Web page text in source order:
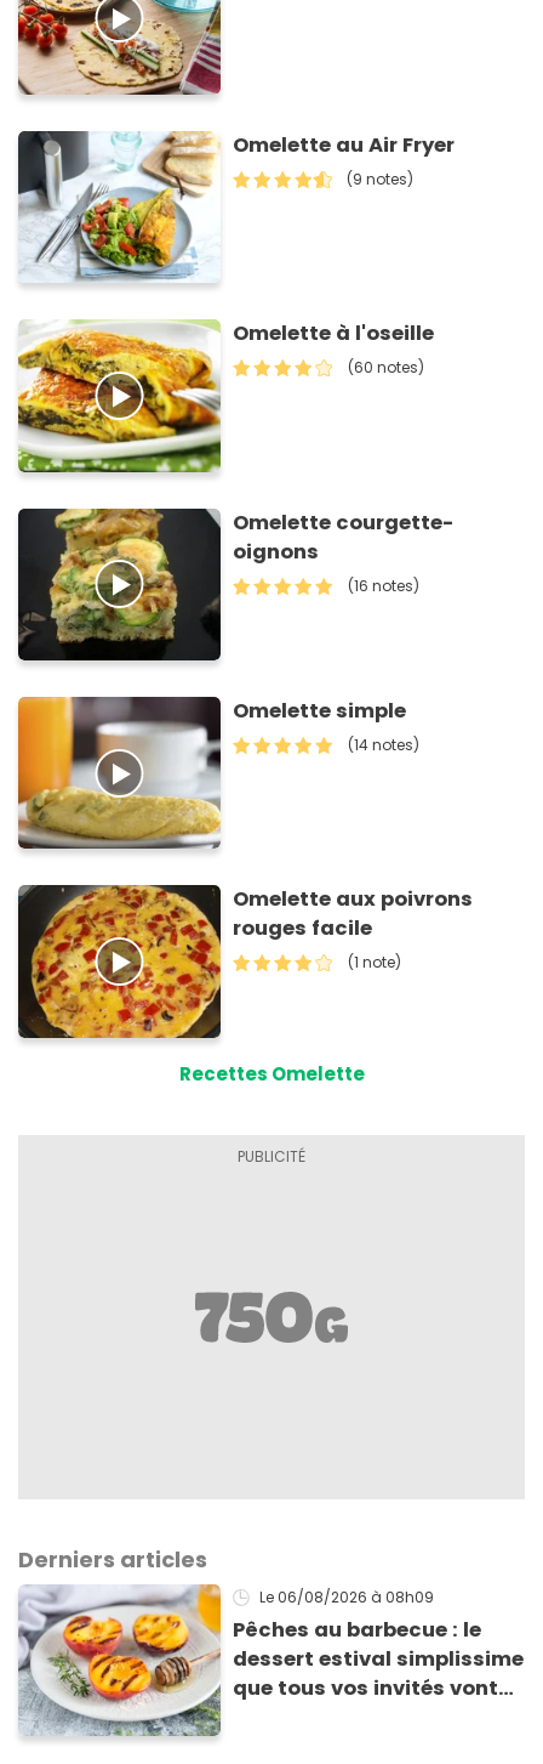
Omelette au Air Fryer
(9 notes)
Omelette à l'oseille
(60 notes)
Omelette courgette-
oignons
(16 notes)
Omelette simple
(14 notes)
Omelette aux poivrons
rouges facile
(1 note)
Recettes Omelette
Derniers articles
Le 06/08/2026 à 08h09
Pêches au barbecue : le
dessert estival simplissime
que tous vos invités vont